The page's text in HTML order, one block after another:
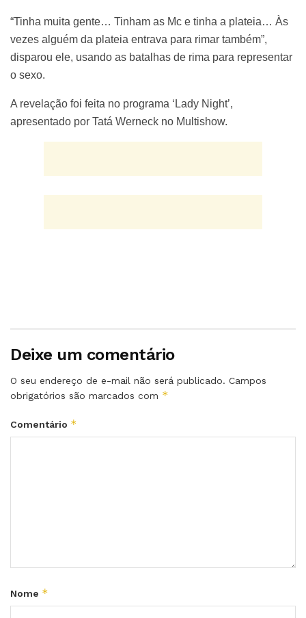
“Tinha muita gente… Tinham as Mc e tinha a plateia… Às
vezes alguém da plateia entrava para rimar também”,
disparou ele, usando as batalhas de rima para representar
o sexo.
A revelação foi feita no programa ‘Lady Night’,
apresentado por Tatá Werneck no Multishow.
Deixe um comentário
O seu endereço de e-mail não será publicado. Campos
obrigatórios são marcados com *
Comentário *
Nome *